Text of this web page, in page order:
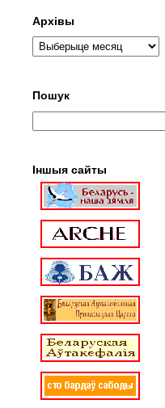
Архівы
Пошук
Іншыя сайты